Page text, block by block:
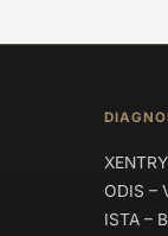
ODIS –
ISTA –